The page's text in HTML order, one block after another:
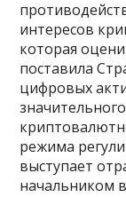
интересов
которая
поставила
цифровых
режима
выступает
начальником